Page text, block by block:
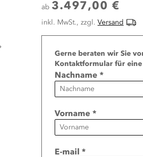
ab 3.497,00 €
inkl. MwSt., zzgl. Versand
Page
Gerne beraten wir Sie
Kontaktformular für
Nachname *
Vorname *
E-mail *